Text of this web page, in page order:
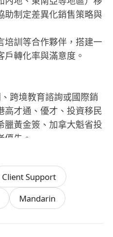
助制定差異化銷售策略與
培訓等合作夥伴，搭建一
轉化率與滿意度。
跨境教育諮詢或國際銷
高才通、優才、投資移民
臘黃金簽、加拿大魁省投
優先。
達，能獨立撰寫政策解
文件；粵語流利者尤
力與跨文化溝通能力，
雜個案與多層級決策流
Client Support
Mandarin